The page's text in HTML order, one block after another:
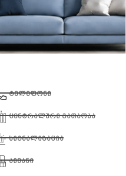
ტელეფონი
ცენტრალური გათბობა
სიგნალიზაცია
აივანი